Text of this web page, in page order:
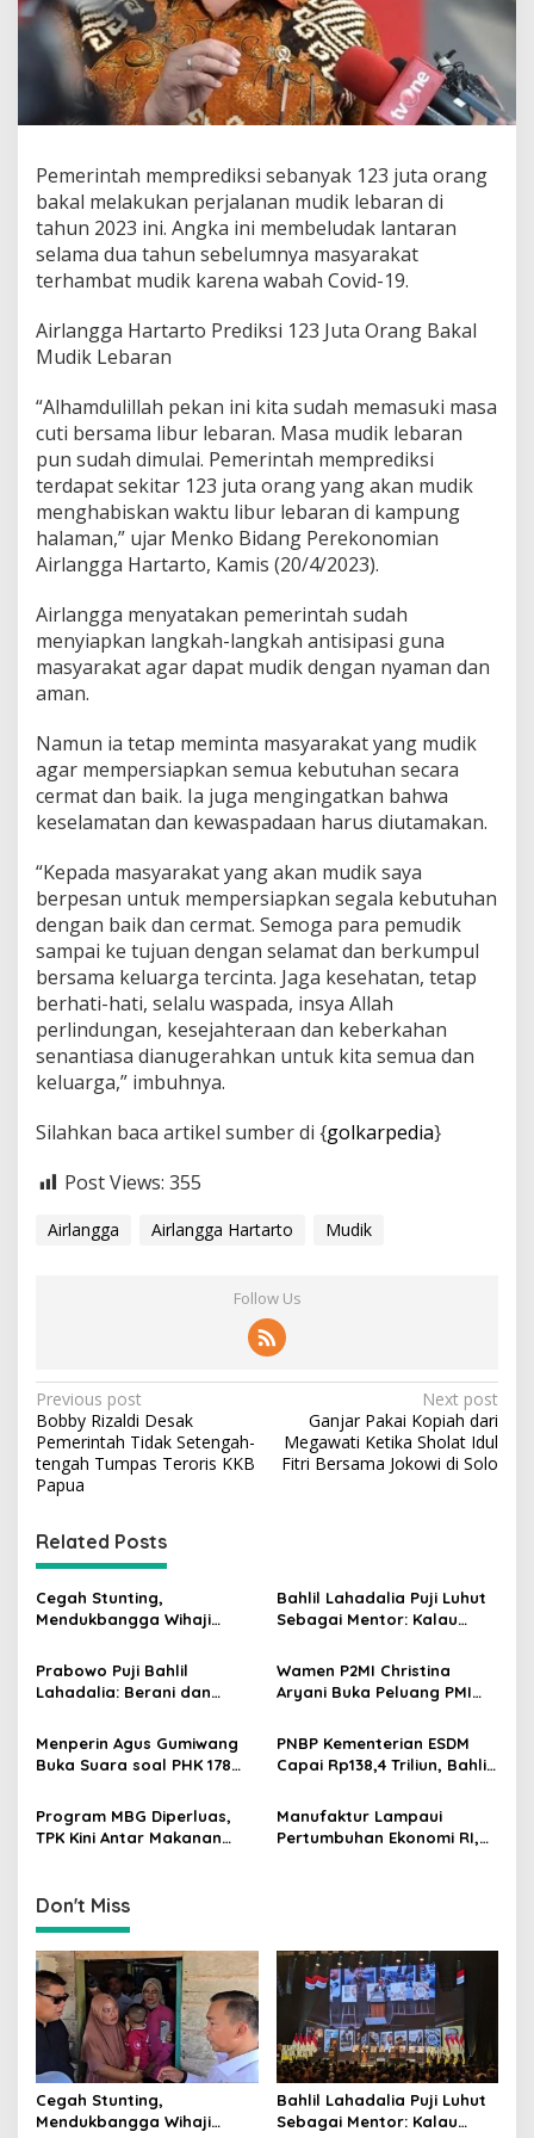
t
1
2
3
J
u
O
r
a
n
g
A
a
u
l
a
n
g
K
a
m
p
n
g
U
n
k
L
e
b
a
a
n
Pemerintah memprediksi sebanyak 123 juta orang
bakal melakukan perjalanan mudik lebaran di
tahun 2023 ini. Angka ini membeludak lantaran
selama dua tahun sebelumnya masyarakat
terhambat mudik karena wabah Covid-19.
Airlangga Hartarto Prediksi 123 Juta Orang Bakal
Mudik Lebaran
“Alhamdulillah pekan ini kita sudah memasuki masa
cuti bersama libur lebaran. Masa mudik lebaran
pun sudah dimulai. Pemerintah memprediksi
terdapat sekitar 123 juta orang yang akan mudik
menghabiskan waktu libur lebaran di kampung
halaman,” ujar Menko Bidang Perekonomian
Airlangga Hartarto, Kamis (20/4/2023).
Airlangga menyatakan pemerintah sudah
menyiapkan langkah-langkah antisipasi guna
masyarakat agar dapat mudik dengan nyaman dan
aman.
Namun ia tetap meminta masyarakat yang mudik
agar mempersiapkan semua kebutuhan secara
cermat dan baik. Ia juga mengingatkan bahwa
keselamatan dan kewaspadaan harus diutamakan.
“Kepada masyarakat yang akan mudik saya
berpesan untuk mempersiapkan segala kebutuhan
dengan baik dan cermat. Semoga para pemudik
sampai ke tujuan dengan selamat dan berkumpul
bersama keluarga tercinta. Jaga kesehatan, tetap
berhati-hati, selalu waspada, insya Allah
perlindungan, kesejahteraan dan keberkahan
senantiasa dianugerahkan untuk kita semua dan
keluarga,” imbuhnya.
Silahkan baca artikel sumber di {golkarpedia}
Post Views: 355
Airlangga Airlangga Hartarto Mudik
Follow Us
P
o
s
t
n
a
v
i
g
a
t
i
o
n
Previous post
Bobby Rizaldi Desak
Pemerintah Tidak Setengah-
tengah Tumpas Teroris KKB
Papua
Next post
Ganjar Pakai Kopiah dari
Megawati Ketika Sholat Idul
Fitri Bersama Jokowi di Solo
Related Posts
Cegah Stunting,
Mendukbangga Wihaji
Bantu Rumah Layak Huni
Bahlil Lahadalia Puji Luhut
Sebagai Mentor: Kalau
Ajaran Beliau
Prabowo Puji Bahlil
Lahadalia: Berani dan
88–89
Wamen P2MI Christina
Aryani Buka Peluang PMI
dan Syaratnya
Menperin Agus Gumiwang
Buka Suara soal PHK 178
Industries
PNBP Kementerian ESDM
Capai Rp138,4 Triliun, Bahlil
Akuntabilitas
Program MBG Diperluas,
TPK Kini Antar Makanan
Manufaktur Lampaui
Pertumbuhan Ekonomi RI,
Don't Miss
Cegah Stunting,
Mendukbangga Wihaji
Bahlil Lahadalia Puji Luhut
Sebagai Mentor: Kalau